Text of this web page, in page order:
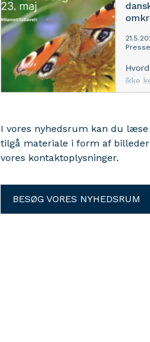
ikke
I vores nyhedsrum kan du
tilgå materiale i form af
vores kontaktoplysninger.
BESØG VORES NYHEDSRUM